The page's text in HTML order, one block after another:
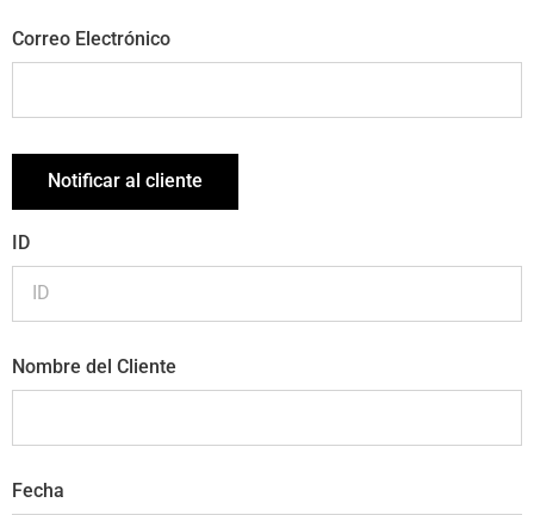
Correo Electrónico
Notificar al cliente
ID
Nombre del Cliente
Fecha